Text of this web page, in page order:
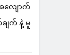
လျောက်
ျက် နဲ့ မူ